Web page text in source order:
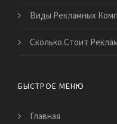
Виды Рекламных
Сколько Стоит
БЫСТРОЕ МЕНЮ
Главная